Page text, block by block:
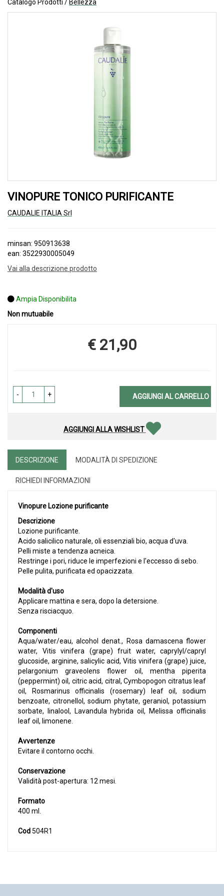
Catalogo Prodotti / Bellezza
VINOPURE TONICO PURIFICANTE
CAUDALIE ITALIA Srl
minsan: 950913638
ean: 3522930005049
Vai alla descrizione prodotto
Ampia Disponibilita
Non mutuabile
Prezzo
€ 21,90
- + AGGIUNGI AL CARRELLO
AGGIUNGI ALLA WISHLIST
DESCRIZIONE MODALITÀ DI SPEDIZIONE
RICHIEDI INFORMAZIONI
Vinopure Lozione purificante
Descrizione
Lozione purificante.
Acido salicilico naturale, oli essenziali bio, acqua d'uva.
Pelli miste a tendenza acneica.
Restringe i pori, riduce le imperfezioni e l'eccesso di sebo.
Pelle pulita, purificata ed opacizzata.
Modalità d'uso
Applicare mattina e sera, dopo la detersione.
Senza risciacquo.
Componenti
Aqua/water/eau, alcohol denat., Rosa damascena flower
water, Vitis vinifera (grape) fruit water, caprylyl/capryl
glucoside, arginine, salicylic acid, Vitis vinifera (grape) juice,
pelargonium graveolens flower oil, mentha piperita
(peppermint) oil, citric acid, citral, Cymbopogon citratus leaf
oil, Rosmarinus officinalis (rosemary) leaf oil, sodium
benzoate, citronellol, sodium phytate, geraniol, potassium
sorbate, linalool, Lavandula hybrida oil, Melissa officinalis
leaf oil, limonene.
Avvertenze
Evitare il contorno occhi.
Conservazione
Validità post-apertura: 12 mesi.
Formato
400 ml.
Cod504R1